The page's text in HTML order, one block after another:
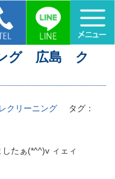
クリーン急便
グ 広島 ク
クリーニング タグ：
たぁ(*^^)v ィェィ